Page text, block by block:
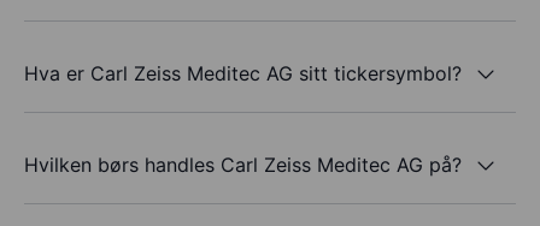
Hva er Carl Zeiss Meditec AG sitt tickersymbol?
Hvilken børs handles Carl Zeiss Meditec AG på?